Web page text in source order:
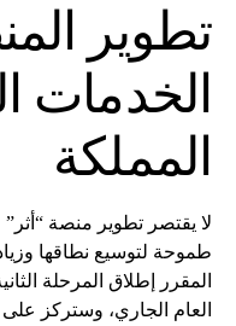
تطوير
الخدمات
المملكة
لا يقتصر تطوير منصة
طموحة لتوسيع نطاقها
المقرر إطلاق المرحلة
العام الجاري، وستركز